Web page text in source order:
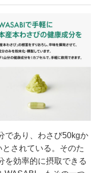
であり、わさび50kgか
されている。そのた
を効率的に摂取できる